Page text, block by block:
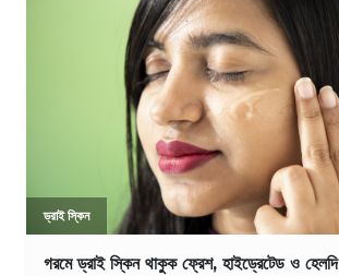
ড্রাই স্কিন
গরমে ড্রাই স্কিন থাকুক ফ্রেশ, হাইড্রেটেড ও হেলদি